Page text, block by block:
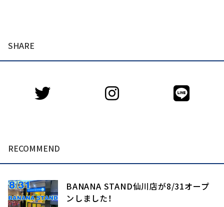
SHARE
RECOMMEND
BANANA STAND仙川店が8/31オープ
ンしました！